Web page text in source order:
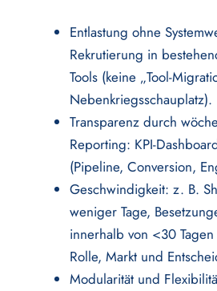
Entlastung ohne
Rekrutierung in
Tools (keine „Tool-
Nebenkriegsschauplatz).
Transparenz durch
Reporting: KPI-
(Pipeline, Conversion,
Geschwindigkeit: z. B.
weniger Tage,
innerhalb von <30
Rolle, Markt und
Modularität und